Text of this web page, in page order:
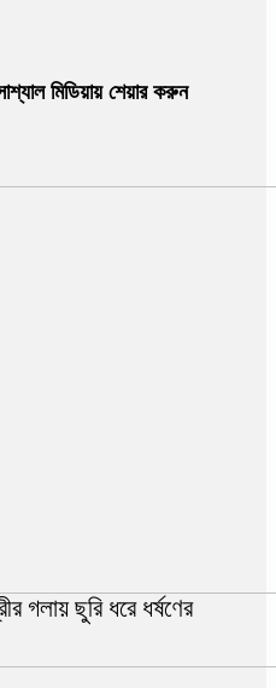
মিডিয়ায় শেয়ার করুন
গলায় ছুরি ধরে ধর্ষণের